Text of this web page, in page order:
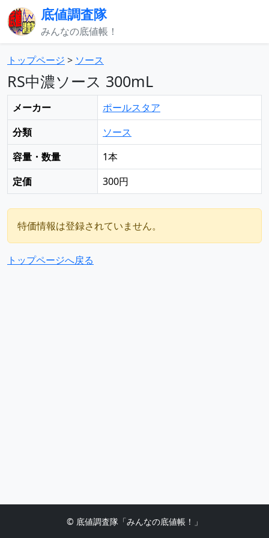
底値調査隊
みんなの底値帳！
トップページ > ソース
RS中濃ソース 300mL
メーカー
ポールスタア
分類
ソース
容量・数量
1本
定価
300円
特価情報は登録されていません。
トップページへ戻る
© 底値調査隊「みんなの底値帳！」